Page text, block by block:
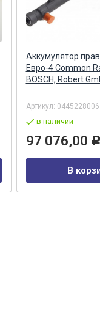
Аккумулятор
Евро-4 Common
BOSCH, Robert
Артикул: 0445228006
в наличии
97 076,00 Р
В